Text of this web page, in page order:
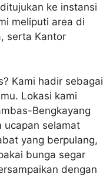
ke instansi
meliputi area di
serta Kantor
Kami hadir sebagai
Lokasi kami
Bengkayang
ucapan selamat
yang berpulang,
bunga segar
dengan